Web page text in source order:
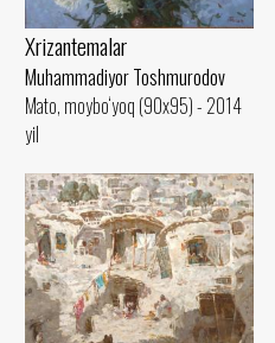
Xrizantemalar
Muhammadiyor Toshmurodov
Mato, moybo‘yoq (90x95) - 2014
yil